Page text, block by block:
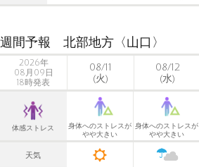
週間予報 北部地方〈山口〉
2026年
08月09日
18時発表
08/11
(火)
08/12
(水)
体感ストレス
身体へのストレスが
やや大きい
身体へのストレスが
やや大きい
天気